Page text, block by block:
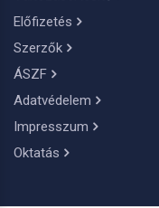
Előfizetés
Szerzők
ÁSZF
Adatvédelem
Impresszum
Oktatás